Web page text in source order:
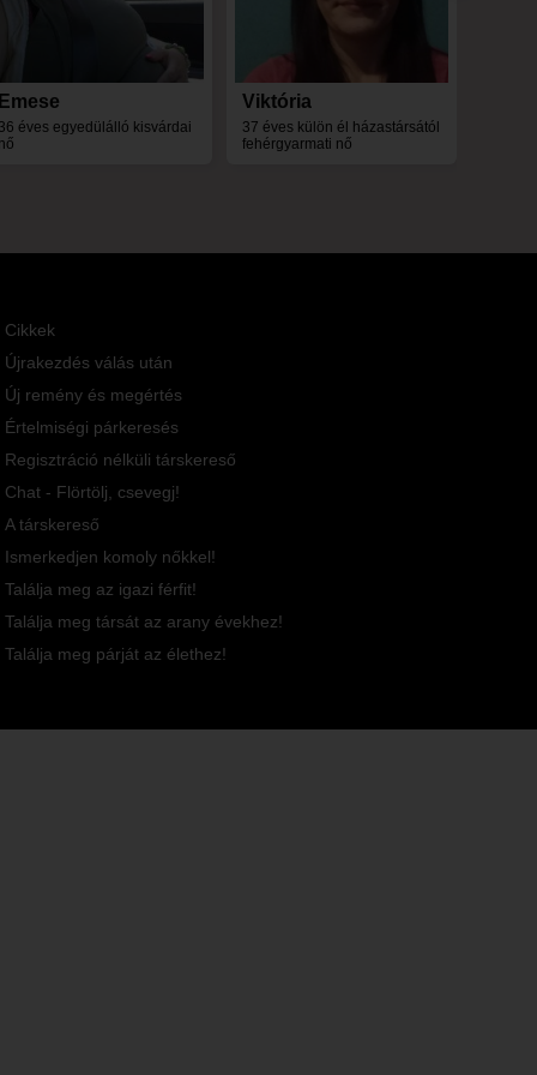
Emese
36 éves egyedülálló kisvárdai
nő
Viktória
37 éves külön él házastársától
fehérgyarmati nő
Cikkek
Újrakezdés válás után
Új remény és megértés
Értelmiségi párkeresés
Regisztráció nélküli társkereső
Chat - Flörtölj, csevegj!
A társkereső
Ismerkedjen komoly nőkkel!
Találja meg az igazi férfit!
Találja meg társát az arany évekhez!
Találja meg párját az élethez!